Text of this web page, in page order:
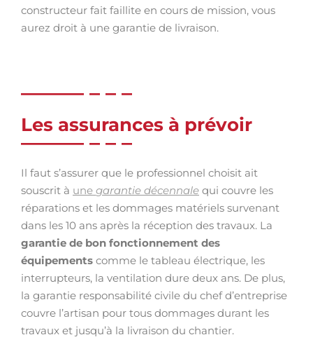
constructeur fait faillite en cours de mission, vous
aurez droit à une garantie de livraison.
Les assurances à prévoir
Il faut s’assurer que le professionnel choisit ait
souscrit à une garantie décennale qui couvre les
réparations et les dommages matériels survenant
dans les 10 ans après la réception des travaux. La
garantie de bon fonctionnement des
équipements comme le tableau électrique, les
interrupteurs, la ventilation dure deux ans. De plus,
la garantie responsabilité civile du chef d’entreprise
couvre l’artisan pour tous dommages durant les
travaux et jusqu’à la livraison du chantier.